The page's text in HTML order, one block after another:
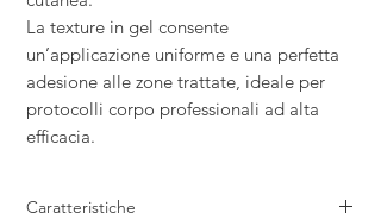
La texture in gel consente
un’applicazione uniforme e una perfetta
adesione alle zone trattate, ideale per
protocolli corpo professionali ad alta
efficacia.
Caratteristiche